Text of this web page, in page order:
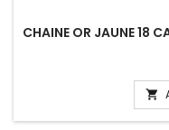
CHAINE OR JAUNE 18
